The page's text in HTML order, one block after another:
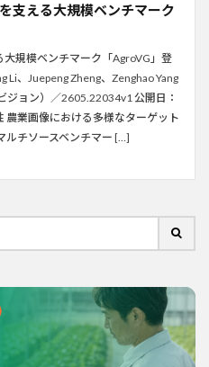
支える大規模ベンチマーク
規模ベンチマーク「AgroVG」登
Li、Juepeng Zheng、Zenghao Yang
ョン）／2605.22034v1 公開日：
農業画像における多様なターゲット
ルチソースベンチマー […]